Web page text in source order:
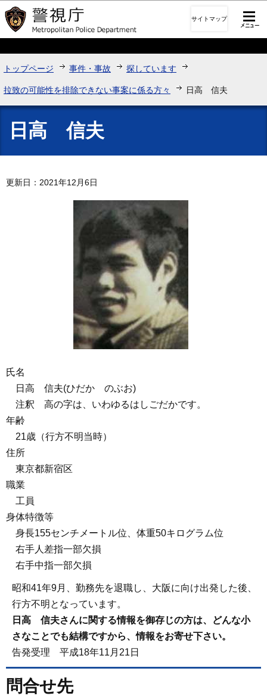
このページの本文へ移動
サイトマップ
トップページ 事件・事故 探しています
拉致の可能性を排除できない事案に係る方々 日高 信夫
日高 信夫
更新日：2021年12月6日
氏名
日高 信夫(ひだか のぶお)
注釈 高の字は、いわゆるはしごだかです。
年齢
21歳（行方不明当時）
住所
東京都新宿区
職業
工員
身体特徴等
身長155センチメートル位、体重50キログラム位
右手人差指一部欠損
右手中指一部欠損
昭和41年9月、勤務先を退職し、大阪に向け出発した後、
行方不明となっています。
日高 信夫さんに関する情報を御存じの方は、どんな小
さなことでも結構ですから、情報をお寄せ下さい。
告発受理 平成18年11月21日
問合せ先